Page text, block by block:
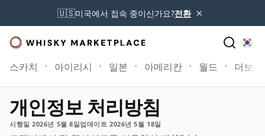
🇺🇸미국에서 접속 중이신가요?전환 ×
스카치 아이리시 일본 아메리칸 월드 더보기
개인정보 처리방침
시행일 2026년 5월 8일업데이트 2026년 5월 18일